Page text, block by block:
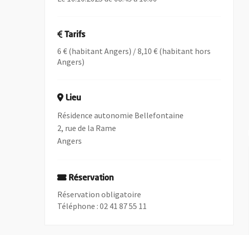
Tarifs
6 € (habitant Angers) / 8,10 € (habitant hors
Angers)
Lieu
Résidence autonomie Bellefontaine
2, rue de la Rame
Angers
Réservation
Réservation obligatoire
Téléphone : 02 41 87 55 11